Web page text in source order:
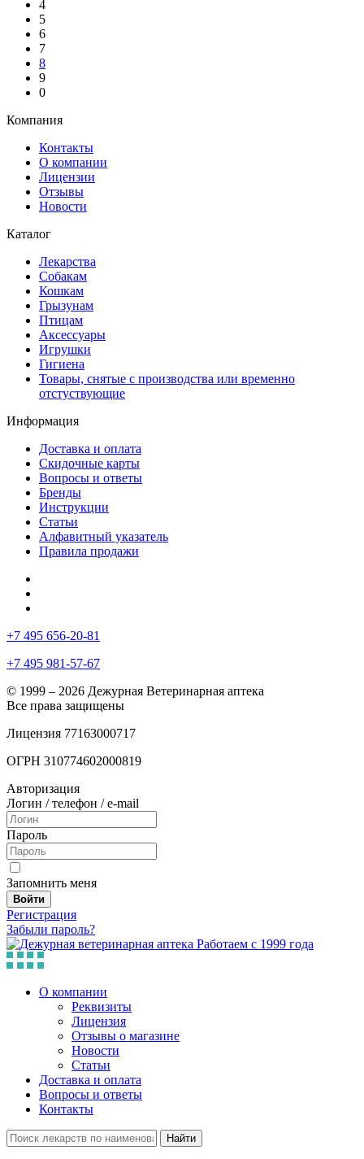
4
5
6
7
8
9
0
Компания
Контакты
О компании
Лицензии
Отзывы
Новости
Каталог
Лекарства
Собакам
Кошкам
Грызунам
Птицам
Аксессуары
Игрушки
Гигиена
Товары, снятые с производства или временно
отстуствующие
Информация
Доставка и оплата
Скидочные карты
Вопросы и ответы
Бренды
Инструкции
Статьи
Алфавитный указатель
Правила продажи
+7 495 656-20-81
+7 495 981-57-67
© 1999 – 2026 Дежурная Ветеринарная аптека
Все права защищены
Лицензия 77163000717
ОГРН 310774602000819
Авторизация
Логин / телефон / e-mail
Пароль
Запомнить меня
Войти
Регистрация
Забыли пароль?
Работаем с 1999 года
О компании
Реквизиты
Лицензия
Отзывы о магазине
Новости
Статьи
Доставка и оплата
Вопросы и ответы
Контакты
Найти